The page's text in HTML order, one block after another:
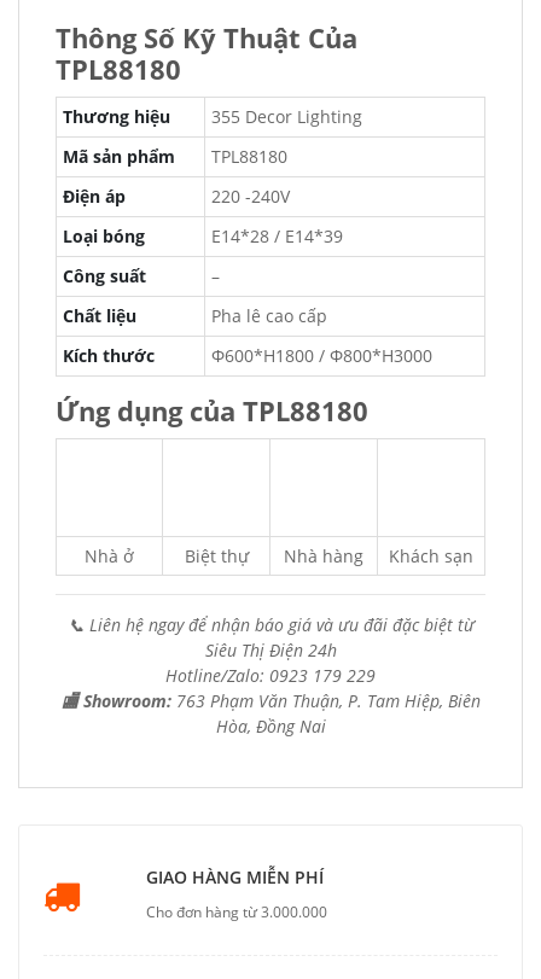
Thông Số Kỹ Thuật Của
TPL88180
Thương hiệu
355 Decor Lighting
Mã sản phẩm
TPL88180
Điện áp
220 -240V
Loại bóng
E14*28 / E14*39
Công suất
–
Chất liệu
Pha lê cao cấp
Kích thước
Φ600*H1800 / Φ800*H3000
Ứng dụng của TPL88180
Nhà ở Biệt thự Nhà hàng Khách sạn
📞 Liên hệ ngay để nhận báo giá và ưu đãi đặc biệt từ
Siêu Thị Điện 24h
Hotline/Zalo: 0923 179 229
🏬 Showroom: 763 Phạm Văn Thuận, P. Tam Hiệp, Biên
Hòa, Đồng Nai
GIAO HÀNG MIỄN PHÍ
Cho đơn hàng từ 3.000.000